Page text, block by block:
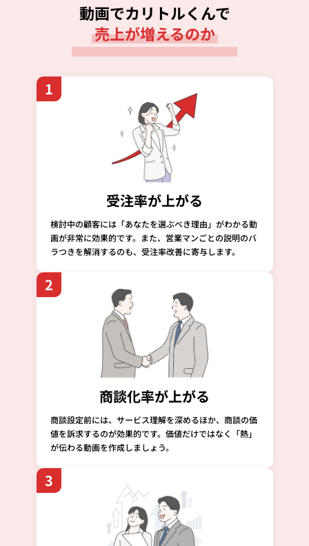
動画でカリトルくんで
売上が増えるのか
1
受注率が上がる
検討中の顧客には「あなたを選ぶべき理由」がわかる動
画が非常に効果的です。また、営業マンごとの説明のバ
ラつきを解消するのも、受注率改善に寄与します。
2
商談化率が上がる
商談設定前には、サービス理解を深めるほか、商談の価
値を訴求するのが効果的です。価値だけではなく「熱」
が伝わる動画を作成しましょう。
3